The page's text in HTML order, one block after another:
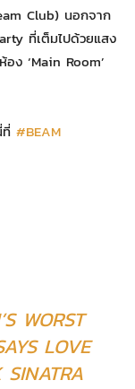
Club) นอกจาก
ที่เต็มไปด้วยแสง
ง ‘Main Room’
#BEAM
WORST
LOVE